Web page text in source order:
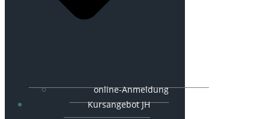
online-Anmeldung
Kursangebot JH